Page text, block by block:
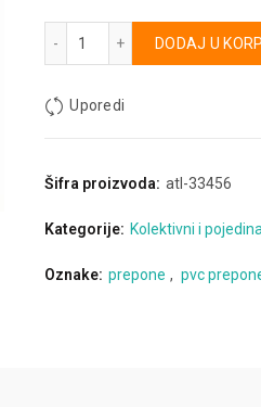
PVC prepone za trening
DODAJ U
Alternative:
Uporedi
Šifra proizvoda: atl-33456
Kategorije: Kolektivni i
Oznake: prepone , pvc